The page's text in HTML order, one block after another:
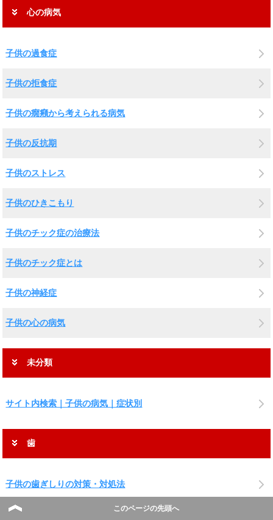
心の病気
子供の過食症
子供の拒食症
子供の癇癪から考えられる病気
子供の反抗期
子供のストレス
子供のひきこもり
子供のチック症の治療法
子供のチック症とは
子供の神経症
子供の心の病気
未分類
サイト内検索｜子供の病気｜症状別
歯
子供の歯ぎしりの対策・対処法
子供の歯が生えないとき
このページの先頭へ